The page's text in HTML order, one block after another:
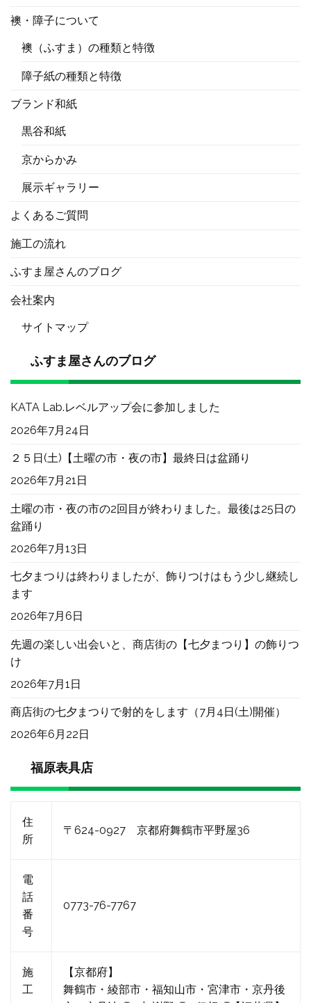
襖・障子について
襖（ふすま）の種類と特徴
障子紙の種類と特徴
ブランド和紙
黒谷和紙
京からかみ
展示ギャラリー
よくあるご質問
施工の流れ
ふすま屋さんのブログ
会社案内
サイトマップ
ふすま屋さんのブログ
KATA Lab.レベルアップ会に参加しました
2026年7月24日
２５日(土)【土曜の市・夜の市】最終日は盆踊り
2026年7月21日
土曜の市・夜の市の2回目が終わりました。最後は25日の
盆踊り
2026年7月13日
七夕まつりは終わりましたが、飾りつけはもう少し継続し
ます
2026年7月6日
先週の楽しい出会いと、商店街の【七夕まつり】の飾りつ
け
2026年7月1日
商店街の七夕まつりで射的をします（7月4日(土)開催）
2026年6月22日
福原表具店
住
所
〒624-0927 京都府舞鶴市平野屋36
電
話
番
号
0773-76-7767
施
工
【京都府】
舞鶴市・綾部市・福知山市・宮津市・京丹後